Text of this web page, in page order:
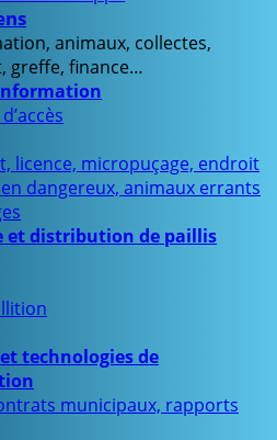
animaux, collectes,
greffe, finance…
licence, micropuçage, endroit
dangereux, animaux errants
et distribution de paillis
technologies de
municipaux, rapports